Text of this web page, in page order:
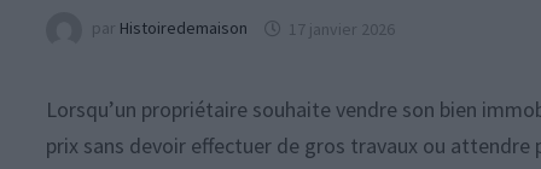
par Histoiredemaison 17 janvier 2026
Lorsqu’un propriétaire souhaite vendre son bien
prix sans devoir effectuer de gros travaux ou